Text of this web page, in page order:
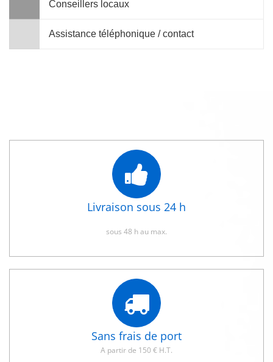
Conseillers locaux
Assistance téléphonique / contact
Livraison sous 24 h
sous 48 h au max.
Sans frais de port
A partir de 150 € H.T.